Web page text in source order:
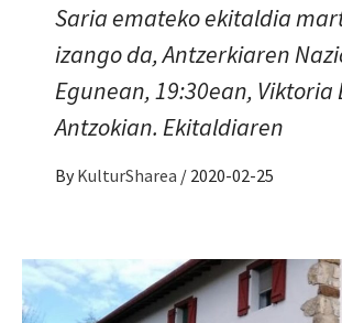
Saria emateko ekitaldia
izango da, Antzerkiaren
Egunean, 19:30ean, Viktoria
Antzokian. Ekitaldiaren
By KulturSharea / 2020-02-25